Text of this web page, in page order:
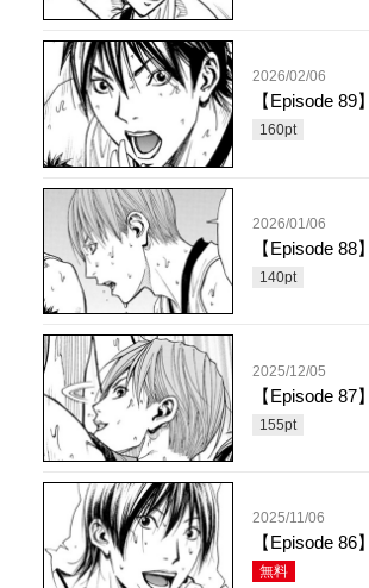
2026/02/06
【Episode 89】
160pt
2026/01/06
【Episode 88】
140pt
2025/12/05
【Episode 87】
155pt
2025/11/06
【Episode 86】
無料